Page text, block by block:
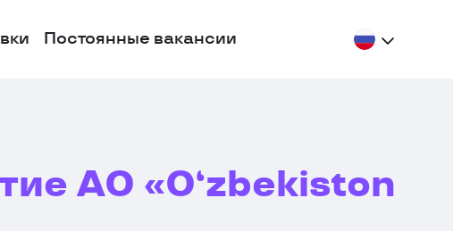
Постоянные вакансии
АО «O‘zbekiston